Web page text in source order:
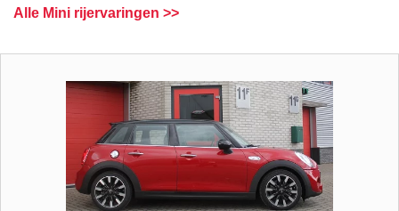
Alle Mini rijervaringen >>